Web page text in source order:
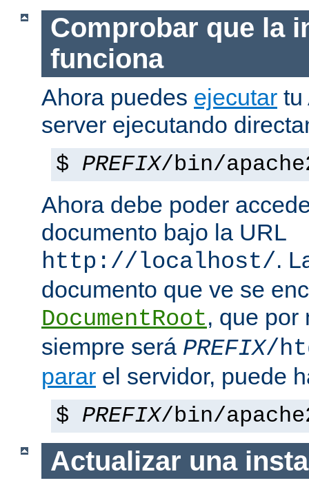
Comprobar que la
funciona
Ahora puedes ejecutar tu
server ejecutando
$ PREFIX/bin/
Ahora debe poder
documento bajo la URL
http://localhost/.
documento que ve se
DocumentRoot, que por
siempre será PREFIX/
parar el servidor, puede
$ PREFIX/bin/
Actualizar una